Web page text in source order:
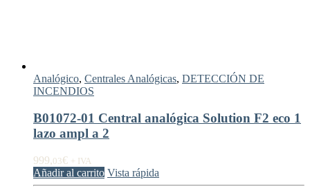
Analógico, Centrales Analógicas, DETECCIÓN DE
INCENDIOS
B01072-01 Central analógica Solution F2 eco 1
lazo ampl a 2
999,03€ + IVA
Añadir al carrito Vista rápida